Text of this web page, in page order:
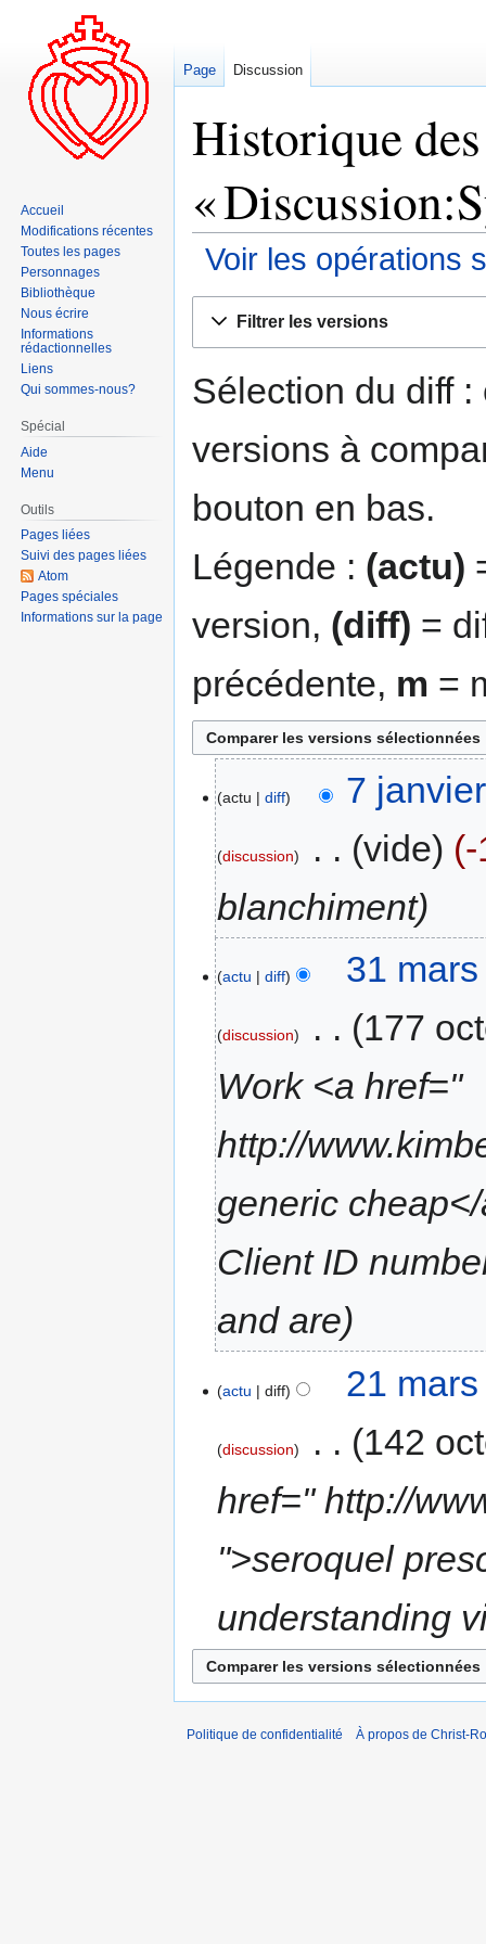
Historique
«
Voir les opérations
navigation
recherche
Filtrer les versions
Sélection du diff
versions à
bouton en bas.
Légende : (actu)
version, (diff) =
précédente, m =
actu diff 7
discussion vide
blanchiment
actu diff 31
discussion
177
Work <a href="
http://
generic
Client ID
and are
actu diff 21
discussion
142
href=" http://
">seroquel
understanding
Page Discussion
Accueil
Modifications récentes
Toutes les pages
Personnages
Bibliothèque
Nous écrire
Informations
rédactionnelles
Liens
Qui sommes-nous?
Spécial
Aide
Menu
Outils
Pages liées
Suivi des pages liées
Atom
Pages spéciales
Informations sur la page
Politique de confidentialité À propos de Christ-